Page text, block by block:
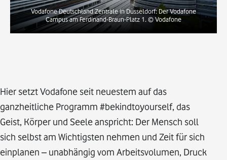
Vodafone Deutschland Zentrale in Düsseldorf: Der Vodafone
Campus am Ferdinand-Braun-Platz 1. © Vodafone
Hier setzt Vodafone seit neuestem auf das
ganzheitliche Programm #bekindtoyourself, das
Geist, Körper und Seele anspricht: Der Mensch soll
sich selbst am Wichtigsten nehmen und Zeit für sich
einplanen – unabhängig vom Arbeitsvolumen, Druck